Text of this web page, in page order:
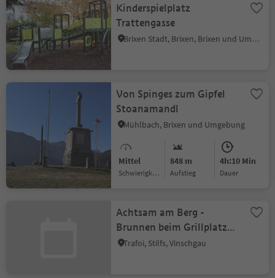
Kinderspielplatz
Trattengasse
Brixen Stadt, Brixen, Brixen und Umgebung
Von Spinges zum Gipfel
Stoanamandl
Mühlbach, Brixen und Umgebung
Mittel
Schwierigkeitsgrad
848 m
Aufstieg
4h:10 Min
Dauer
Achtsam am Berg -
Brunnen beim Grillplatz
bei den Hl. Drei Brunnen
Trafoi, Stilfs, Vinschgau